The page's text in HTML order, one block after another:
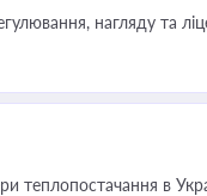
нагляду та
теплопостачання в